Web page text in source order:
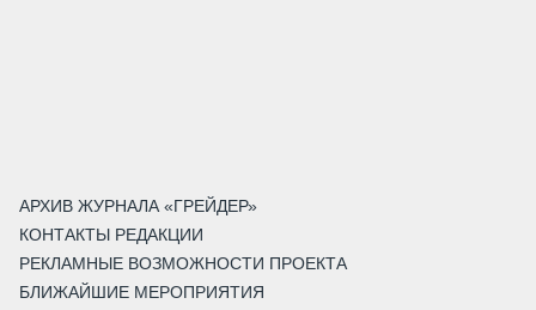
АРХИВ ЖУРНАЛА «ГРЕЙДЕР»
КОНТАКТЫ РЕДАКЦИИ
РЕКЛАМНЫЕ ВОЗМОЖНОСТИ ПРОЕКТА
БЛИЖАЙШИЕ МЕРОПРИЯТИЯ